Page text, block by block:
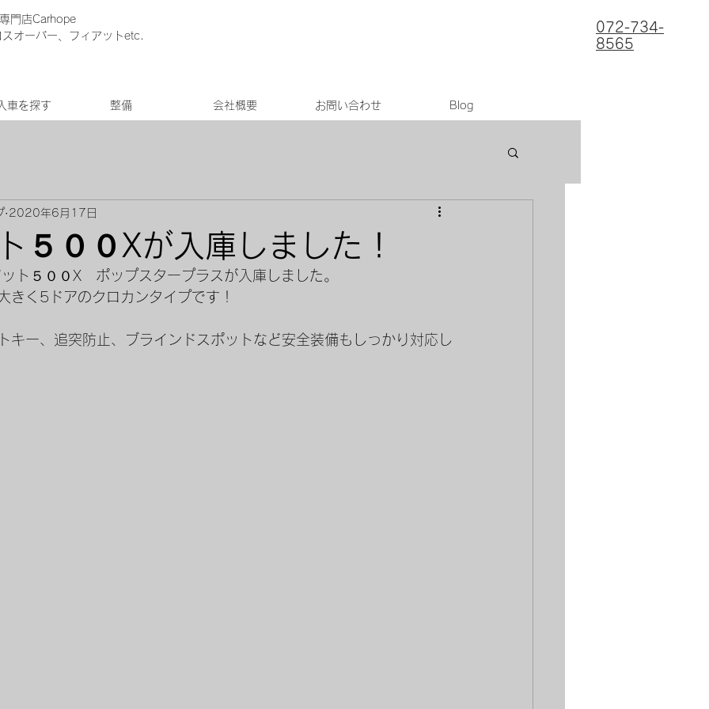
門店Carhope
オーバー、フィアットetc.
072-734-
8565
車を探す 整備 会社概要 お問い合わせ Blog
５００Xが入庫しました！
2020年6月17日
ト５００X　ポップスタープラスが入庫しました。
きく5ドアのクロカンタイプです！
キー、追突防止、ブラインドスポットなど安全装備もしっかり対応し